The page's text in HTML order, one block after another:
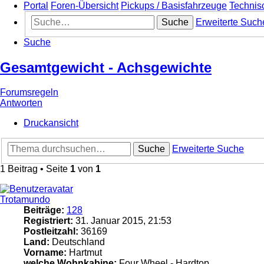
Portal
Foren-Übersicht Pickups / Basisfahrzeuge
Suche
Erweiterte
Suche
Gesamtgewicht - Achsgewichte
Forumsregeln
Antworten
Druckansicht
Suche
Erweiterte Suche
1 Beitrag • Seite 1 von 1
Trotamundo
Beiträge: 128
Registriert: 31. Januar 2015, 21:53
Postleitzahl: 36169
Land: Deutschland
Vorname: Hartmut